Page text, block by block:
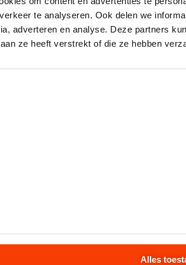
te analyseren. Ook delen we
adverteren en analyse. Deze partners
ze heeft verstrekt of die ze hebben
Alles
HerboLock
HerboKern
HerboTop